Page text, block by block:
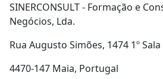
SINERCONSULT - Formação e
Negócios, Lda.
Rua Augusto Simões, 1474 1º Sala
4470-147 Maia, Portugal